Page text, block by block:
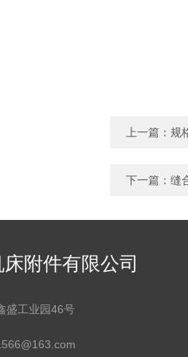
上一篇： 规
下一篇： 缝
附件有限公司
盛工业园46号